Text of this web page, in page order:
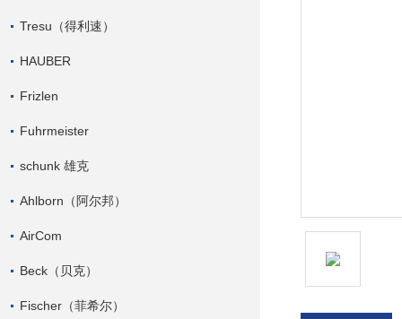
Tresu（得利速）
HAUBER
Frizlen
Fuhrmeister
schunk 雄克
Ahlborn（阿尔邦）
AirCom
Beck（贝克）
Fischer（菲希尔）